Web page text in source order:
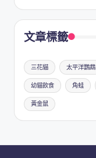
文章標籤
三花貓 太平洋鸚鵡
幼貓飲食 角蛙
黃金鼠